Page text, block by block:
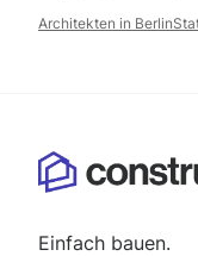
Architekten in Berlin
Einfach bauen.